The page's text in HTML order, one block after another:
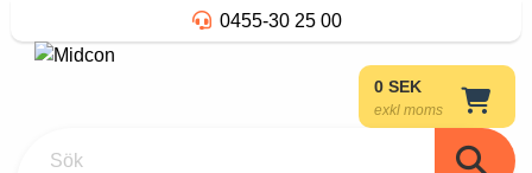
0455-30 25 00
0 SEK
exkl moms
Sök